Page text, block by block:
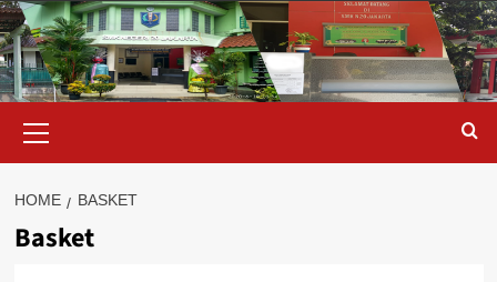
Skip
to
content
Menu
HOME BASKET
Basket